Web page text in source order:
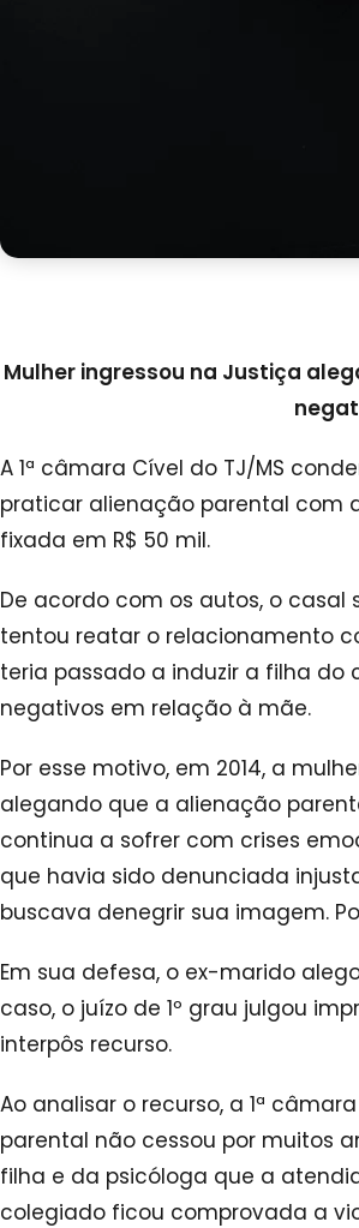
Mulher ingressou na Justiça
A 1ª câmara Cível do TJ/MS
praticar alienação parental com
fixada em R$ 50 mil.
De acordo com os autos, o casal
tentou reatar o relacionamento
teria passado a induzir a filha do
negativos em relação à mãe.
Por esse motivo, em 2014, a
alegando que a alienação
continua a sofrer com crises
que havia sido denunciada
buscava denegrir sua imagem.
Em sua defesa, o ex-marido
caso, o juízo de 1º grau julgou
interpôs recurso.
Ao analisar o recurso, a 1ª
parental não cessou por muitos
filha e da psicóloga que a
colegiado ficou comprovada a